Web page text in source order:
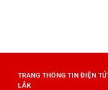
TRANG THÔNG TIN ĐIỆN
LẮK